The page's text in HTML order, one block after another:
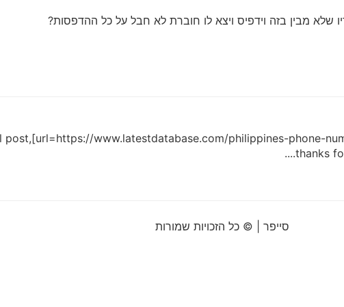
שלא מבין בזה וידפיס ויצא לו חוברת לא חבל על כל ההדפסות?
post,[url=https://www.latestdatabase.com/philippines-phone-
thanks
סייפר | © כל הזכויות שמורות